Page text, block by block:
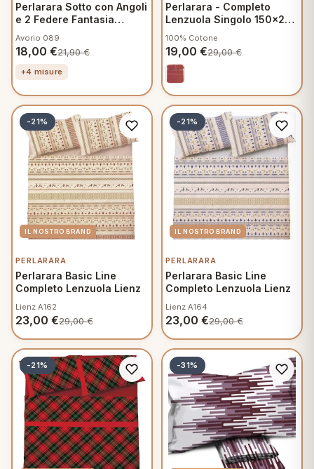
Perlarara Sotto con Angoli
e 2 Federe Fantasia
Avorio 089
18,00 €21,90€
+4 misure
Perlarara - Completo
Lenzuola Singolo 150x295
V908
100% Cotone
19,00 €29,00€
-21%
PERLARARA
Perlarara Basic Line
Completo Lenzuola Lienz
Lienz A162
23,00 €29,00€
-21%
PERLARARA
Perlarara Basic Line
Completo Lenzuola Lienz
Lienz A164
23,00 €29,00€
-21% -31%